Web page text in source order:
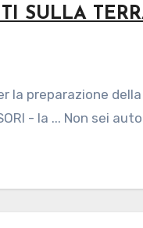
SULLA
la preparazione
- la ... Non sei